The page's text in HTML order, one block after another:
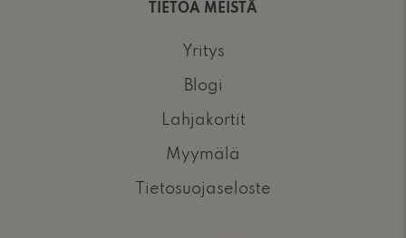
TIETOA MEISTÄ
Yritys
Blogi
Lahjakortit
Myymälä
Tietosuojaseloste